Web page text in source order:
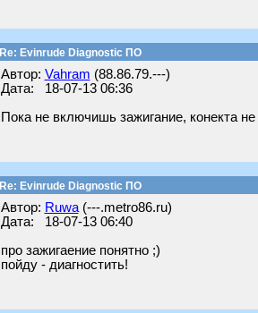
Re: Evinrude Diagnostic ПО
Автор: Vahram (88.86.79.---)
Дата: 18-07-13 06:36
Пока не включишь зажигание, конекта не
Re: Evinrude Diagnostic ПО
Автор: Ruwa(---.metro86.ru)
Дата: 18-07-13 06:40
про зажигаение понятно ;)
пойду - диагностить!